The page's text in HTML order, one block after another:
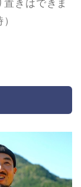
きはできま